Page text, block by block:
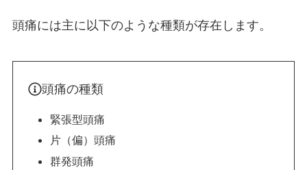
頭痛には主に以下のような種類が存在します。
頭痛の種類
緊張型頭痛
片（偏）頭痛
群発頭痛